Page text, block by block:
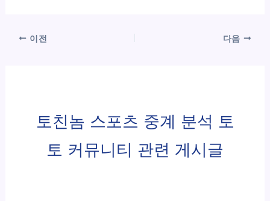
이전 다음
토친놈 스포츠 중계 분석 토
토 커뮤니티 관련 게시글